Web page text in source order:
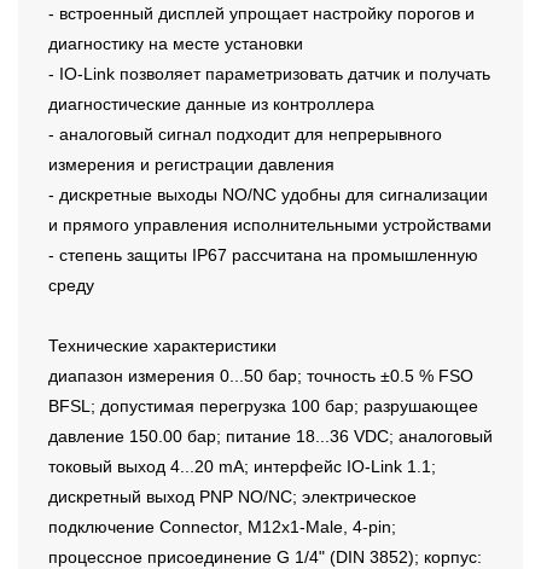
- встроенный дисплей упрощает настройку порогов и
диагностику на месте установки
- IO-Link позволяет параметризовать датчик и получать
диагностические данные из контроллера
- аналоговый сигнал подходит для непрерывного
измерения и регистрации давления
- дискретные выходы NO/NC удобны для сигнализации
и прямого управления исполнительными устройствами
- степень защиты IP67 рассчитана на промышленную
среду
Технические характеристики
диапазон измерения 0...50 бар; точность ±0.5 % FSO
BFSL; допустимая перегрузка 100 бар; разрушающее
давление 150.00 бар; питание 18...36 VDC; аналоговый
токовый выход 4...20 mA; интерфейс IO-Link 1.1;
дискретный выход PNP NO/NC; электрическое
подключение Connector, M12x1-Male, 4-pin;
процессное присоединение G 1/4" (DIN 3852); корпус: